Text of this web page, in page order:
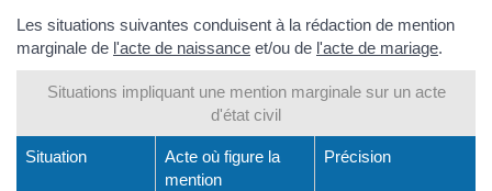
Les situations suivantes conduisent à la rédaction de mention
marginale de l'acte de naissance et/ou de l'acte de mariage.
Situations impliquant une mention marginale sur un acte
d'état civil
Situation
Acte où figure la
mention
Précision